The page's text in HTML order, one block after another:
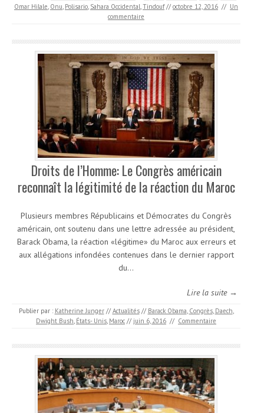
Omar Hilale, Onu, Polisario, Sahara Occidental,Tindouf // octobre 12, 2016 // Un
commentaire
Droits de l’Homme: Le Congrès américain
reconnaît la légitimité de la réaction du Maroc
Plusieurs membres Républicains et Démocrates du Congrès
américain, ont soutenu dans une lettre adressée au président,
Barack Obama, la réaction «légitime» du Maroc aux erreurs et
aux allégations infondées contenues dans le dernier rapport
du…
Lire la suite →
Publier par : Katherine Junger // Actualités // Barack Obama, Congrès, Daech,
Dwight Bush, États- Unis, Maroc // juin 6, 2016 // Commentaire